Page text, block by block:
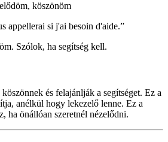
köszönöm
appellerai si j'ai besoin d'aide.”
Szólok, ha segítség kell.
és felajánlják a segítséget. Ez a
anélkül hogy lekezelő lenne. Ez a
ha önállóan szeretnél nézelődni.